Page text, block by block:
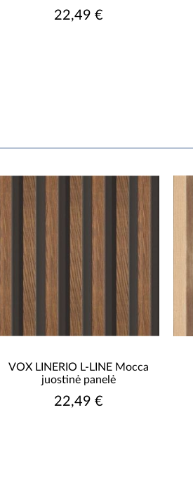
22,49 €
VOX LINERIO L-LINE Mocca
juostinė panelė
22,49 €